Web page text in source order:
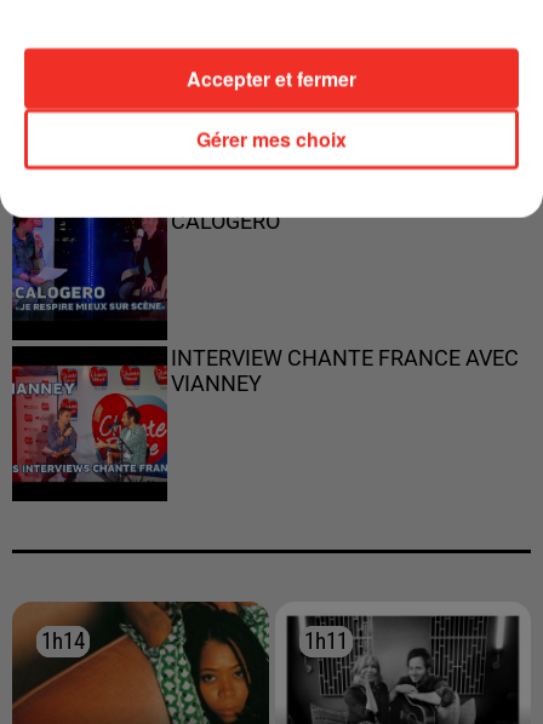
CALOGERO
INTERVIEW CHANTE FRANCE AVEC
VIANNEY
1h14
1h14 1h11
1h11
Gérer mes choix
Accepter et fermer